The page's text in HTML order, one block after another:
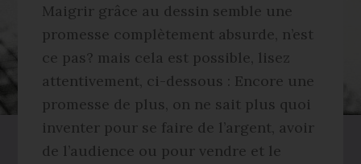
Maigrir grâce au dessin semble une
promesse complètement absurde, n’est
ce pas? mais cela est possible, lisez
attentivement, ci-dessous : Encore une
promesse de plus, on ne sait plus quoi
inventer pour se faire de l’argent, avoir
de l’audience ou pour vendre et le